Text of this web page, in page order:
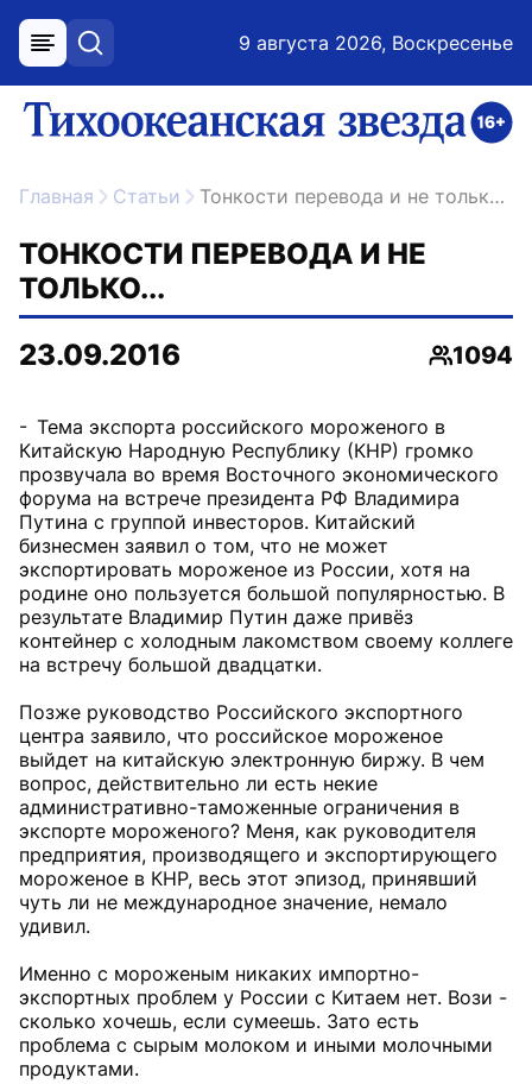
меню поиск 9 августа 2026, Воскресенье
ссылка на главную
Главная Статьи Тонкости перевода и не только...
ТОНКОСТИ ПЕРЕВОДА И НЕ
ТОЛЬКО...
23.09.2016
1094
- Тема экспорта российского мороженого в
Китайскую Народную Республику (КНР) громко
прозвучала во время Восточного экономического
форума на встрече президента РФ Владимира
Путина с группой инвесторов. Китайский
бизнесмен заявил о том, что не может
экспортировать мороженое из России, хотя на
родине оно пользуется большой популярностью. В
результате Владимир Путин даже привёз
контейнер с холодным лакомством своему коллеге
на встречу большой двадцатки.
Позже руководство Российского экспортного
центра заявило, что российское мороженое
выйдет на китайскую электронную биржу. В чем
вопрос, действительно ли есть некие
административно-таможенные ограничения в
экспорте мороженого? Меня, как руководителя
предприятия, производящего и экспортирующего
мороженое в КНР, весь этот эпизод, принявший
чуть ли не международное значение, немало
удивил.
Именно с мороженым никаких импортно-
экспортных проблем у России с Китаем нет. Вози -
сколько хочешь, если сумеешь. Зато есть
проблема с сырым молоком и иными молочными
продуктами.